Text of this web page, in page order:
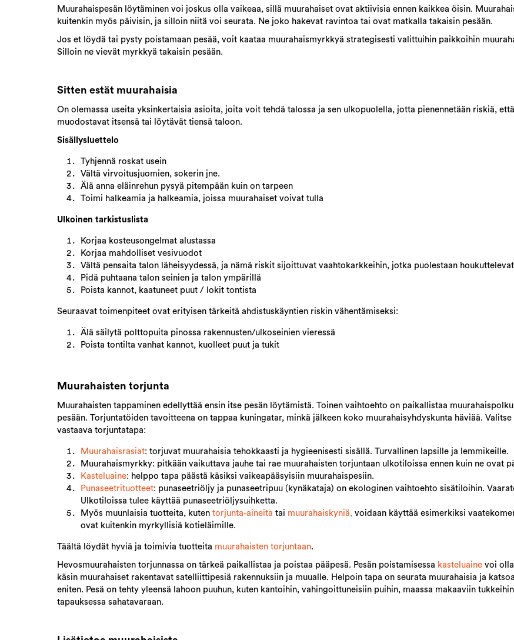
Muurahaispesän löytäminen voi joskus olla vaikeaa, sillä muurahaiset ovat aktiivisia ennen kaikkea öisin.
kuitenkin myös päivisin, ja silloin niitä voi seurata. Ne joko hakevat ravintoa tai ovat matkalla takaisin pesään.
Jos et löydä tai pysty poistamaan pesää, voit kaataa muurahaismyrkkyä strategisesti valittuihin paikkoihin
Silloin ne vievät myrkkyä takaisin pesään.
Sitten estät muurahaisia
On olemassa useita yksinkertaisia asioita, joita voit tehdä talossa ja sen ulkopuolella, jotta pienennetään riskiä,
muodostavat itsensä tai löytävät tiensä taloon.
Sisällysluettelo
Tyhjennä roskat usein
Vältä virvoitusjuomien, sokerin jne.
Älä anna eläinrehun pysyä pitempään kuin on tarpeen
Toimi halkeamia ja halkeamia, joissa muurahaiset voivat tulla
Ulkoinen tarkistuslista
Korjaa kosteusongelmat alustassa
Korjaa mahdolliset vesivuodot
Vältä pensaita talon läheisyydessä, ja nämä riskit sijoittuvat vaahtokarkkeihin, jotka puolestaan
Pidä puhtaana talon seinien ja talon ympärillä
Poista kannot, kaatuneet puut / lokit tontista
Seuraavat toimenpiteet ovat erityisen tärkeitä ahdistuskäyntien riskin vähentämiseksi:
Älä säilytä polttopuita pinossa rakennusten/ulkoseinien vieressä
Poista tontilta vanhat kannot, kuolleet puut ja tukit
Muurahaisten torjunta
Muurahaisten tappaminen edellyttää ensin itse pesän löytämistä. Toinen vaihtoehto on paikallistaa
pesään. Torjuntatöiden tavoitteena on tappaa kuningatar, minkä jälkeen koko muurahaisyhdyskunta häviää.
vastaava torjuntatapa:
Muurahaisrasiat: torjuvat muurahaisia tehokkaasti ja hygieenisesti sisällä. Turvallinen lapsille ja lemmikeille.
Muurahaismyrkky: pitkään vaikuttava jauhe tai rae muurahaisten torjuntaan ulkotiloissa ennen kuin ne ovat
Kasteluaine: helppo tapa päästä käsiksi vaikeapääsyisiin muurahaispesiin.
Punaseetrituotteet: punaseetriöljy ja punaseetripuu (kynäkataja) on ekologinen vaihtoehto sisätiloihin.
Ulkotiloissa tulee käyttää punaseetriöljysuihketta.
Myös muunlaisia tuotteita, kuten torjunta-aineita tai muurahaiskyniä, voidaan käyttää esimerkiksi
ovat kuitenkin myrkyllisiä kotieläimille.
Täältä löydät hyviä ja toimivia tuotteita muurahaisten torjuntaan.
Hevosmuurahaisten torjunnassa on tärkeä paikallistaa ja poistaa pääpesä. Pesän poistamisessa kasteluaine voi
käsin muurahaiset rakentavat satelliittipesiä rakennuksiin ja muualle. Helpoin tapa on seurata muurahaisia ja
eniten. Pesä on tehty yleensä lahoon puuhun, kuten kantoihin, vahingoittuneisiin puihin, maassa makaaviin
tapauksessa sahatavaraan.